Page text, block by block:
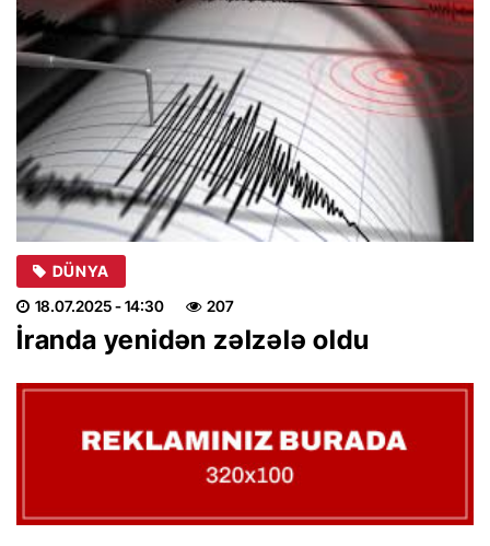
DÜNYA
18.07.2025- 14:30 207
İranda yenidən zəlzələ oldu